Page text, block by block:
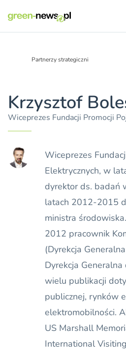
Partnerzy strategiczni
Krzysztof
Wiceprezes Fundacji Promocji
Wiceprezes
Elektrycznych, w
dyrektor ds. badań
latach 2012-2015
ministra
2012 pracownik
(Dyrekcja
Dyrekcja
wielu publikacji
publicznej, rynków
elektromobilności.
US Marshall
International